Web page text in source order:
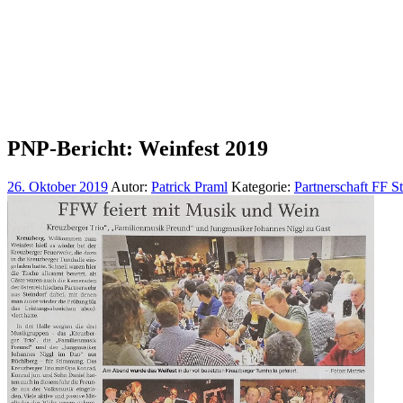
PNP-Bericht: Weinfest 2019
26. Oktober 2019 Autor: Patrick Praml Kategorie: Partnerschaft FF